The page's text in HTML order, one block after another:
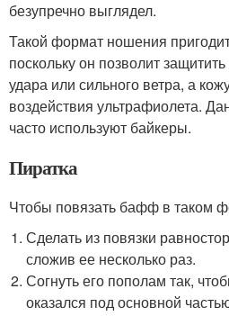
безупречно выглядел.
Такой формат ношения
поскольку он позволит
удара или сильного ветра, а
воздействия ультрафиолета.
часто используют байкеры.
Пиратка
Чтобы повязать бафф в таком
Сделать из повязки
сложив ее несколько раз.
Согнуть его пополам так,
оказался под основной